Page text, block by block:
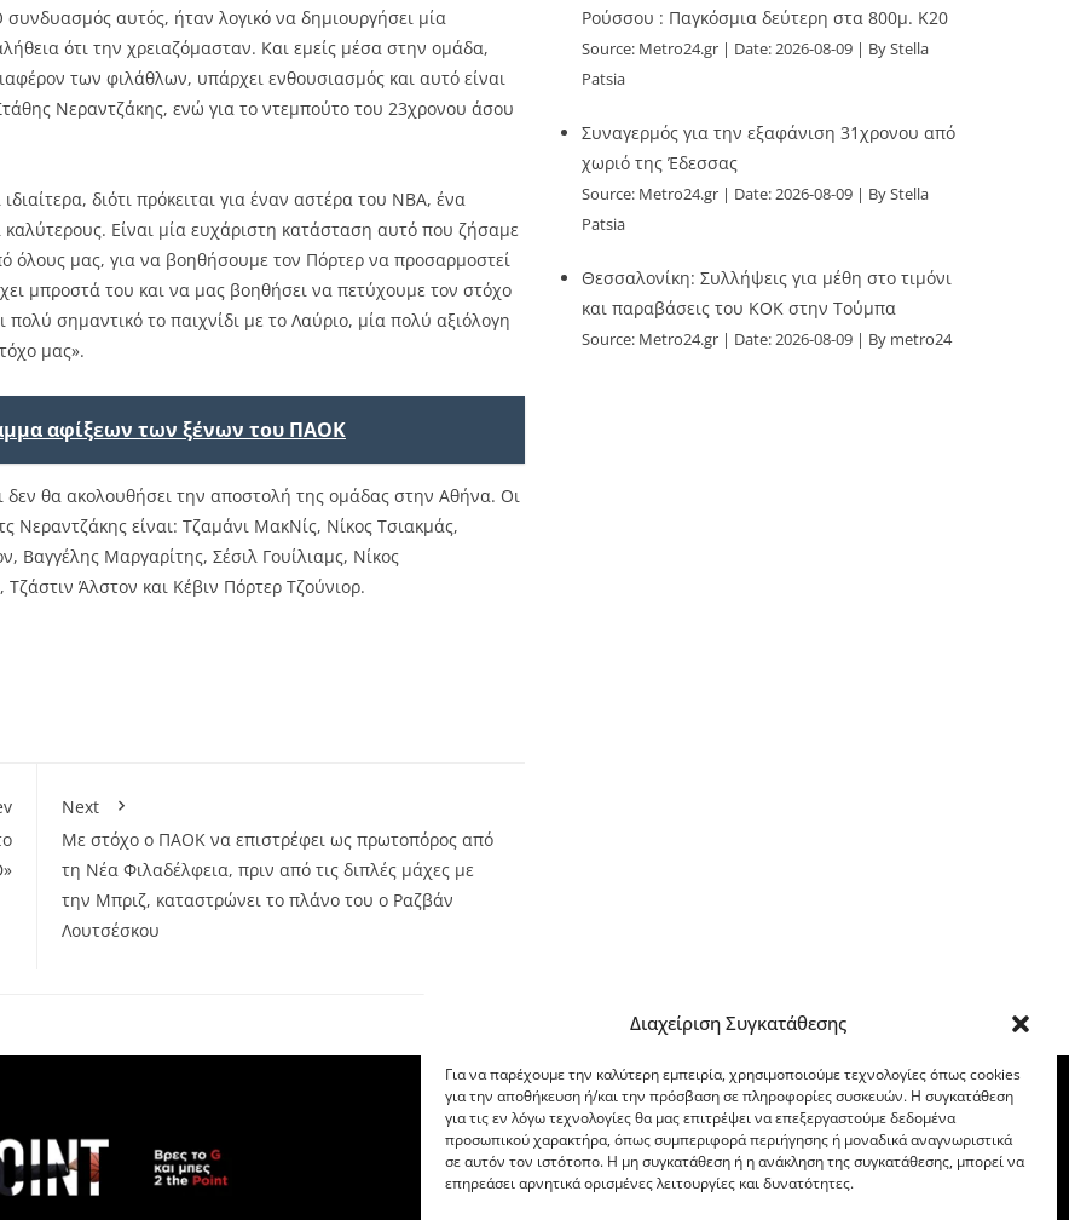
Διαχείριση Συγκατάθεσης
Για να παρέχουμε την καλύτερη εμπειρία, χρησιμοποιούμε τεχνολογίες όπως cookies
για την αποθήκευση ή/και την πρόσβαση σε πληροφορίες συσκευών. Η συγκατάθεση
για τις εν λόγω τεχνολογίες θα μας επιτρέψει να επεξεργαστούμε δεδομένα
προσωπικού χαρακτήρα, όπως συμπεριφορά περιήγησης ή μοναδικά αναγνωριστικά
σε αυτόν τον ιστότοπο. Η μη συγκατάθεση ή η ανάκληση της συγκατάθεσης, μπορεί να
επηρεάσει αρνητικά ορισμένες λειτουργίες και δυνατότητες.
αυτός, ήταν λογικό να δημιουργήσει μία
ότι την χρειαζόμασταν. Και εμείς μέσα στην ομάδα,
των φιλάθλων, υπάρχει ενθουσιασμός και αυτό είναι
Νεραντζάκης, ενώ για το ντεμπούτο του 23χρονου άσου
διότι πρόκειται για έναν αστέρα του ΝΒΑ, ένα
Είναι μία ευχάριστη κατάσταση αυτό που ζήσαμε
όλους μας, για να βοηθήσουμε τον Πόρτερ να προσαρμοστεί
μπροστά του και να μας βοηθήσει να πετύχουμε τον στόχο
σημαντικό το παιχνίδι με το Λαύριο, μία πολύ αξιόλογη
μας».
αφίξεων των ξένων του ΠΑΟΚ
δεν θα ακολουθήσει την αποστολή της ομάδας στην Αθήνα. Οι
Νεραντζάκης είναι: Τζαμάνι ΜακΝίς, Νίκος Τσιακμάς,
Βαγγέλης Μαργαρίτης, Σέσιλ Γουίλιαμς, Νίκος
Άλστον και Κέβιν Πόρτερ Τζούνιορ.
Next
Με στόχο ο ΠΑΟΚ να επιστρέφει ως πρωτοπόρος από
τη Νέα Φιλαδέλφεια, πριν από τις διπλές μάχες με
την Μπριζ, καταστρώνει το πλάνο του ο Ραζβάν
Λουτσέσκου
Ρούσσου : Παγκόσμια δεύτερη στα 800μ. Κ20
Source: Metro24.gr Date: 2026-08-09
By Stella
Patsia
Συναγερμός για την εξαφάνιση 31χρονου από
χωριό της Έδεσσας
Source: Metro24.gr Date: 2026-08-09
By Stella
Patsia
Θεσσαλονίκη: Συλλήψεις για μέθη στο τιμόνι
και παραβάσεις του ΚΟΚ στην Τούμπα
Source: Metro24.gr Date: 2026-08-09 By metro24